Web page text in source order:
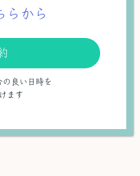
らから
の良い日時を
ます